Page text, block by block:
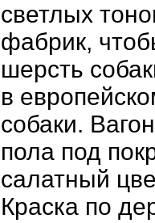
светлых
фабрик,
шерсть
в
собаки.
пола под
салатный
Краска по